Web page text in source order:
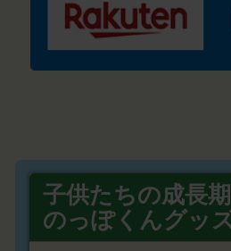
子供たちの成長
のっぽくんグッ